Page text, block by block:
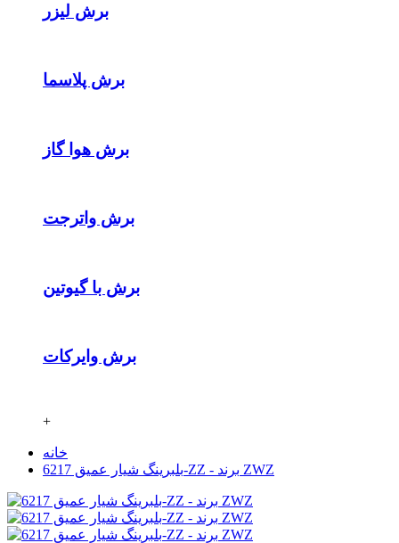
برش لیزر
برش پلاسما
برش هوا گاز
برش واترجت
برش با گیوتین
برش وایرکات
+
خانه
بلبرینگ شیار عمیق 6217-ZZ - برند ZWZ